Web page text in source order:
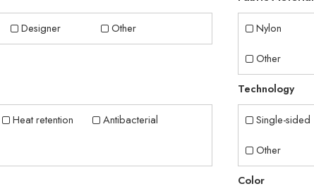
Designer Other Nylon
Other
Heat retention
Antibacterial
Technology
Single-sided
Other
Color